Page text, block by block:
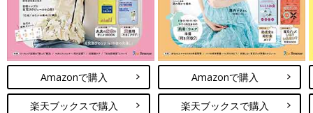
Amazonで購入
楽天ブックスで購入
Amazonで購入
楽天ブックスで購入